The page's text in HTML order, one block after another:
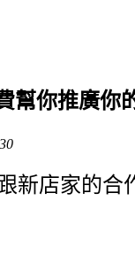
幫你推廣你
新店家的合